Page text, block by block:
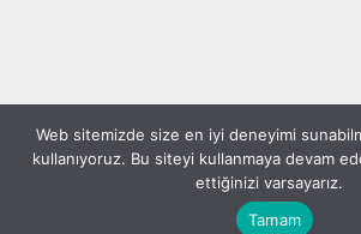
Web sitemizde size en iyi deneyimi
kullanıyoruz. Bu siteyi kullanmaya devam
ettiğinizi varsayarız.
Tamam